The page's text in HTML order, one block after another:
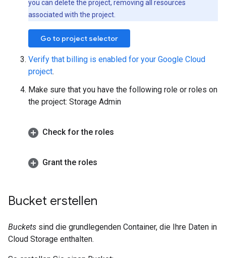
you can delete the project, removing all resources
associated with the project.
Go to project selector
Verify that billing is enabled for your Google Cloud
project.
Make sure that you have the following role or roles on
the project: Storage Admin
Check for the roles
Grant the roles
Bucket erstellen
Buckets sind die grundlegenden Container, die Ihre Daten in
Cloud Storage enthalten.